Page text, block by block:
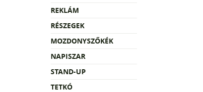
REKLÁM
RÉSZEGEK
MOZDONYSZŐKÉK
NAPISZAR
STAND-UP
TETKÓ